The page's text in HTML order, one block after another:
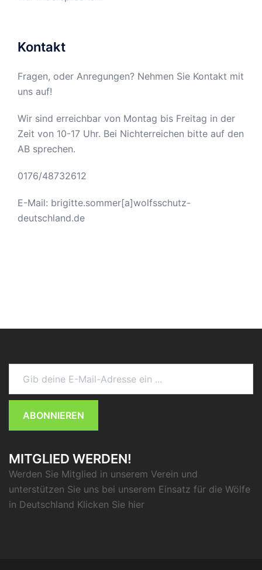
Kontakt
Fragen, oder Anregungen? Nehmen Sie Kontakt mit
uns auf!
Wir sind erreichbar von Montag bis Freitag in der
Zeit von 10-17 Uhr. Bei Nichterreichen bitte auf den
AB sprechen.
0176/48732612
E-Mail: brigitte.sommer[a]wolfsschutz-
deutschland.de
Gib deine E-Mail-Adresse ein ...
ABONNIEREN
MITGLIED WERDEN!
Werden Sie Mitglied in unserem Verein und
unterstützen Sie uns bei unserem Einsatz für die Wölfe
in Deutschland Klicken Sie hier